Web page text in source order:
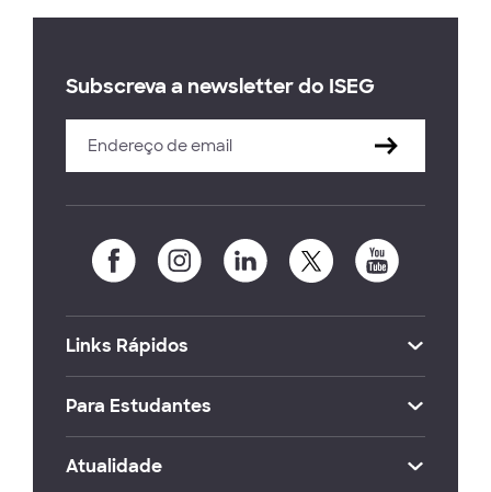
Subscreva a newsletter do ISEG
Links Rápidos
Para Estudantes
Atualidade